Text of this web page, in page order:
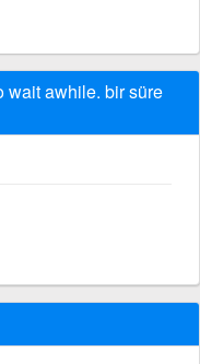
wait awhile. bir süre